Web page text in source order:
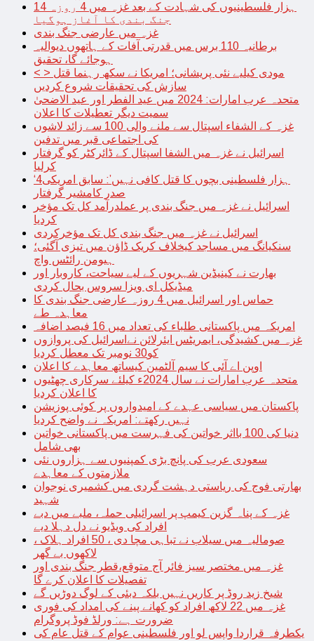
14 ہزار فلسطینیوں کی شہادت کے بعد غزہ میں 4 روزہ
جنگ بندی کا آغاز ہوگیا
غزہ میں عارضی جنگ بندی
برطانیہ 110 برس میں قدرتی آفات کے ہاتھوں دیوالیہ
ہوجائے گا، تحقیق
< > مودی کیلیے نئی پریشانی؛ امریکا نے سکھ رہنما قتل
سازش کی تحقیقات شروع کردیں
متحدہ عرب امارات: 2024 میں عید الفطر اور عید الاضحیٰ
سمیت دیگر تعطیلات کا اعلان
غزہ کے الشفاء اسپتال سے ملنے والی 100 سے زائد لاشوں
کی اجتماعی قبر میں تدفین
اسرائیل نے غزہ میں الشفا اسپتال کے ڈائرکٹر کو گرفتار
کرلیا
‘4ہزار فلسطینی بچوں کا قتل کافی نہیں’: سابق امریکی
صدر کامشیر گرفتار
اسرائیل نے غزہ میں جنگ بندی پر عملدرآمد کل تک مؤخر
کردیا
اسرائیل نے غزہ میں جنگ بندی کل تک مؤخرکردی
سنکیانگ میں مساجد کیخلاف کریک ڈاؤن میں تیزی آگئی؛
ہیومن رائٹس واچ
بھارت نے کینیڈین شہریوں کے لیے سیاحت، کاروبار اور
میڈیکل ای ویزا سروس بحال کردی
حماس اور اسرائیل میں 4 روزہ عارضی جنگ بندی کا
معاہدہ طے
امریکہ میں پاکستانی طلباء کی تعداد میں 16 فیصد اضافہ
غزہ میں کشیدگی، ایمریٹس ایئرلائن نےاسرائیل کی پروازوں
کو30 نومبر تک معطل کردیا
اوپن اے آئی کا سیم آلٹمین کیساتھ معاہدے کا اعلان
متحدہ عرب امارات نے سال 2024ء کیلئے سرکاری چھٹیوں
کا اعلان کردیا
پاکستان میں سیاسی عہدے کے امیدواروں پر کوئی پوزیشن
نہیں رکھتے: امریکہ نے واضح کردیا
دنیا کی 100 بااثر خواتین کی فہرست میں پاکستانی خواتین
بھی شامل
سعودی عرب کی پانچ بڑی کمپنیوں سے ہزاروں نئی
ملازمتوں کے معاہدے
بھارتی فوج کی ریاستی دہشت گردی میں کشمیری نوجوان
شہید
غزہ کے پناہ گزین کیمپ پر اسرائیلی حملہ، ملبے میں دبے
افراد کی ویڈیو نے دل دہلا دیے
صومالیہ میں سیلاب نے تباہی مچا دی ، 50 افراد ہلاک ،
لاکھوں بے گھر
غزہ میں مختصر سیز فائر آج متوقع،قطر جنگ بندی اور
تفصیلات کا اعلان کرے گا
شیخ زید روڈ پر کاریں نہیں بلکہ دبئی کے لوگ دوڑیں گے
غزہ میں 22 لاکھ افراد کو کھانے پینے کی امداد کی فوری
ضرورت ہے: ورلڈ فوڈ پروگرام
یکطرفہ قراردا واپس لو اور فلسطینی عوام کے قتل عام کی